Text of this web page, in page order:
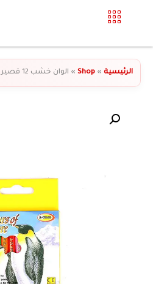
الرئيسية »
Shop
» الوان خشب 12 قصير A CLASS